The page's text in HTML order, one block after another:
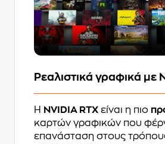
Ρεαλιστικά γραφικά με
Η NVIDIA RTX είναι η πιο
καρτών γραφικών που
επανάσταση στους